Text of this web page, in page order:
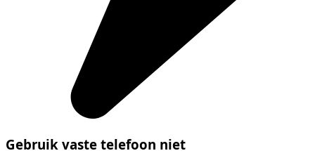
Gebruik vaste telefoon niet